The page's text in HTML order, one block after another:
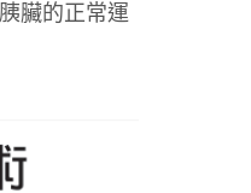
臟的正常運